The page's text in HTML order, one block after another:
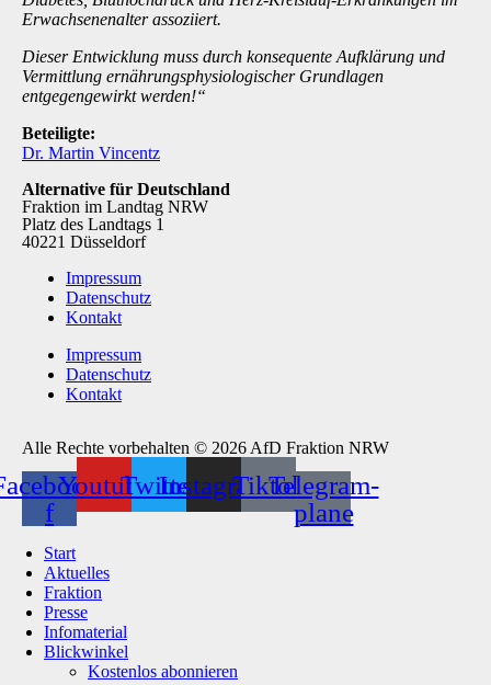
Erwachsenenalter assoziiert.
Dieser Entwicklung muss durch konsequente Aufklärung und
Vermittlung ernährungsphysiologischer Grundlagen
entgegengewirkt werden!“
Beteiligte:
Dr. Martin Vincentz
Alternative für Deutschland
Fraktion im Landtag NRW
Platz des Landtags 1
40221 Düsseldorf
Impressum
Datenschutz
Kontakt
Impressum
Datenschutz
Kontakt
Alle Rechte vorbehalten © 2026 AfD Fraktion NRW
f
YoutubeTwitterInstagramTiktokTelegram-
plane
Start
Aktuelles
Fraktion
Presse
Infomaterial
Blickwinkel
Kostenlos abonnieren